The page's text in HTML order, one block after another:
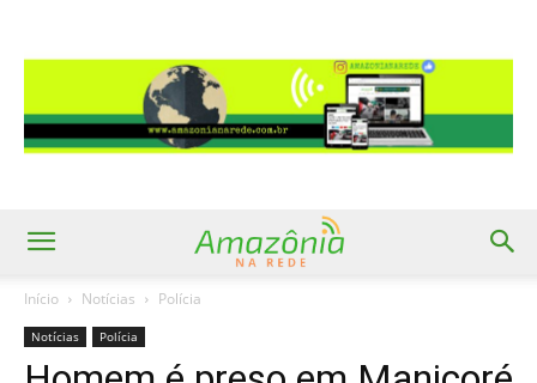
Início Notícias Polícia
Notícias Polícia